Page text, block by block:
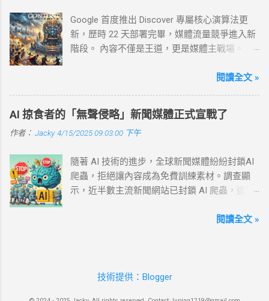
短短幾週內就掉了 30% 到 50%。這不是單純的
技術小調整，而是 Google 搜尋從根本上改變了
遊戲規則：平庸、重複、缺乏真實感的內容，
文」？ 什麼是「罐頭清單文」？揭密缺乏實
測、千篇一律的十大推薦內容套路 Lily Ray 把這
類文章稱為「 最佳清單文 」，在這裡我直接叫
食品。 它的典型樣子是： 標題帶「十大」
多是把官網規格改寫一下，缺少親身實測經驗
這類新聞報導與部落格文章到處可見，從科技
網站的手機排行、美妝網站的保養品推薦，到
面上看起來客觀中立，實際上很多是包裝過的
清單文網站流量暴跌30%-50%，缺乏真實價值
的內容正被系統性淘汰。 Google 搜尋高層
Google 首度推出 Discover 專屬核心演算法更
新，歷時 22 天部署完畢，媒體流量競爭進入新
階段。 內容不僅是王道，更是媒體主戰場。
算法更新，已於(2/27)全面部署完畢（歷時約
標註為「Discover 專屬」，顯示 解構 Discover
的影響力將成為媒體關鍵戰場 。 從 Search
Engine Land 的趨勢觀察與 Google 官方 公布的
核心， Google 正在升級「主題權威」（Topical
Authority）內容生態系。 在全新的推薦引擎邏
輯下，「主題權威」是 Discover 的唯一通行
者恆大的「權威集中化」： 數據顯示，獨立網
大「主題權威」的媒體，才能獲得演算法的長
閱讀全文 »
AI 掠食者的「無聲侵略」新聞媒體正式宣戰了
作者： Jacky 4/15/2025 09:03:00 下午
隨著 AI 技術的進步，全球新聞媒體紛紛封鎖AI
爬蟲，拒絕讓內容成為免費訓練素材。調查顯
示，近半數主流新聞網站已封鎖 AI 爬蟲，這場
目錄 新聞業為何對 AI 說「不」？ Robots.txt
ChatGPT 在幾秒內生成一篇流暢的文章，或是
閱讀全文 »
技術提供：Blogger